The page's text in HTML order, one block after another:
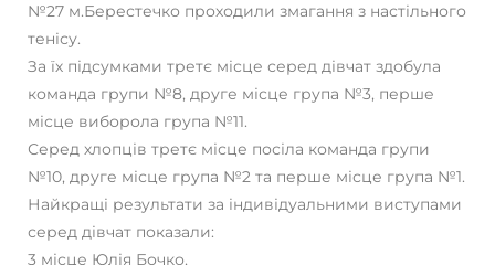
№27 м.Берестечко проходили змагання з настільного
тенісу.
За їх підсумками третє місце серед дівчат здобула
команда групи №8, друге місце група №3, перше
місце виборола група №11.
Серед хлопців третє місце посіла команда групи
№10, друге місце група №2 та перше місце група №1.
Найкращі результати за індивідуальними виступами
серед дівчат показали:
3 місце Юлія Бочко,